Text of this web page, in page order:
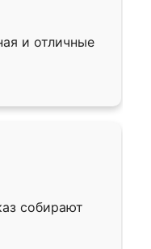
и отличные
собирают